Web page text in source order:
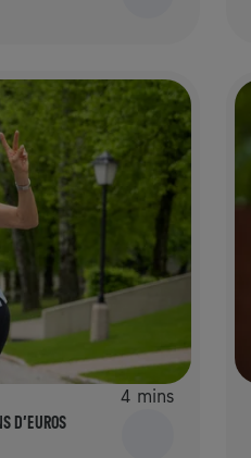
4 mins
D’EUROS